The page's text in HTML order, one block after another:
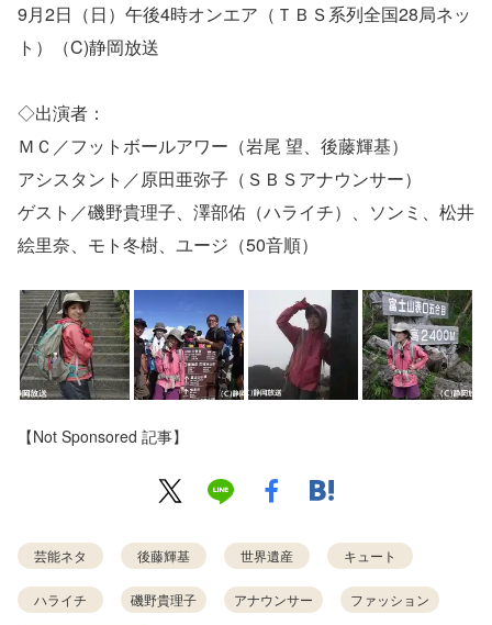
9月2日（日）午後4時オンエア（ＴＢＳ系列全国28局ネッ
ト）（C)静岡放送
◇出演者：
ＭＣ／フットボールアワー（岩尾 望、後藤輝基）
アシスタント／原田亜弥子（ＳＢＳアナウンサー）
ゲスト／磯野貴理子、澤部佑（ハライチ）、ソンミ、松井
絵里奈、モト冬樹、ユージ（50音順）
【Not Sponsored 記事】
芸能ネタ 後藤輝基 世界遺産 キュート
ハライチ 磯野貴理子 アナウンサー ファッション